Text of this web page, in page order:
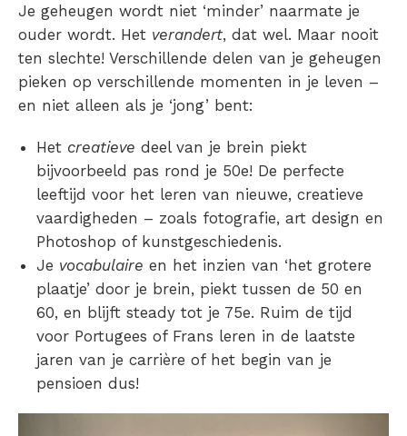
Je geheugen wordt niet ‘minder’ naarmate je
ouder wordt. Het verandert, dat wel. Maar nooit
ten slechte! Verschillende delen van je geheugen
pieken op verschillende momenten in je leven –
en niet alleen als je ‘jong’ bent:
Het creatieve deel van je brein piekt
bijvoorbeeld pas rond je 50e! De perfecte
leeftijd voor het leren van nieuwe, creatieve
vaardigheden – zoals fotografie, art design en
Photoshop of kunstgeschiedenis.
Je vocabulaire en het inzien van ‘het grotere
plaatje’ door je brein, piekt tussen de 50 en
60, en blijft steady tot je 75e. Ruim de tijd
voor Portugees of Frans leren in de laatste
jaren van je carrière of het begin van je
pensioen dus!